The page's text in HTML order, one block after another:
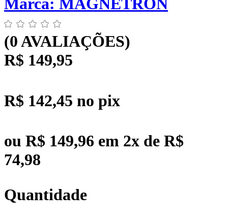
Marca: MAGNETRON
(0 AVALIAÇÕES)
R$ 149,95
R$ 142,45 no pix
ou R$ 149,96 em 2x de R$
74,98
Quantidade